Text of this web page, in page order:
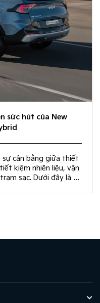
sức hút của New
sự cân bằng giữa thiết
kiệm nhiên liệu, vận
sạc. Dưới đây là 10